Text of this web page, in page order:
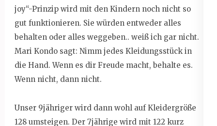
joy“-Prinzip wird mit den Kindern noch nicht so
gut funktionieren. Sie würden entweder alles
behalten oder alles weggeben.. weiß ich gar nicht.
Mari Kondo sagt: Nimm jedes Kleidungsstück in
die Hand. Wenn es dir Freude macht, behalte es.
Wenn nicht, dann nicht.
Unser 9jähriger wird dann wohl auf Kleidergröße
128 umsteigen. Der 7jährige wird mit 122 kurz